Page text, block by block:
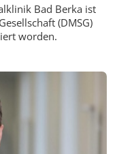
Bad Berka ist
(DMSG)
worden.